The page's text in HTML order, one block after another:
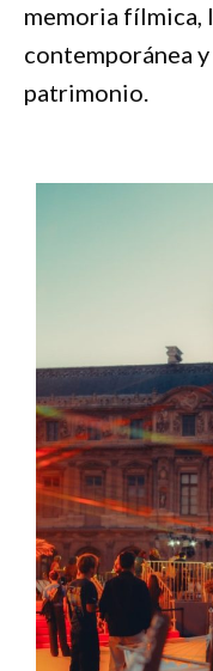
memoria fílmica,
contemporánea
patrimonio.